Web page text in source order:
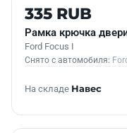
Б/У В НАЛИЧИИ
335 RUB
Рамка крючка
Ford Focus I
Снято с автомобиля:
На складе Навес